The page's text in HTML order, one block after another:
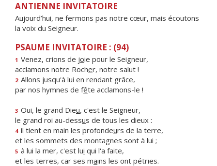
ANTIENNE INVITATOIRE
Aujourd’hui, ne fermons pas notre cœur, mais écoutons
la voix du Seigneur.
PSAUME INVITATOIRE : (94)
1 Venez, crions de joie pour le Seigneur,
acclamons notre Rocher, notre salut !
2 Allons jusqu'à lui en rendant grâce,
par nos hymnes de fête acclamons-le !
3 Oui, le grand Dieu, c'est le Seigneur,
le grand roi au-dessus de tous les dieux :
4 il tient en main les profondeurs de la terre,
et les sommets des montagnes sont à lui ;
5 à lui la mer, c'est lui qui l'a faite,
et les terres, car ses mains les ont pétries.